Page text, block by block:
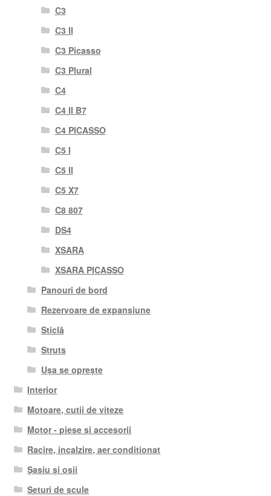
C3
C3 II
C3 Picasso
C3 Plural
C4
C4 II B7
C4 PICASSO
C5 I
C5 II
C5 X7
C8 807
DS4
XSARA
XSARA PICASSO
Panouri de bord
Rezervoare de expansiune
Sticlă
Struts
Ușa se oprește
Interior
Motoare, cutii de viteze
Motor - piese si accesorii
Racire, incalzire, aer conditionat
Șasiu și osii
Seturi de scule